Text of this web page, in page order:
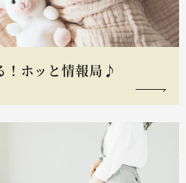
！ホッと情報局♪